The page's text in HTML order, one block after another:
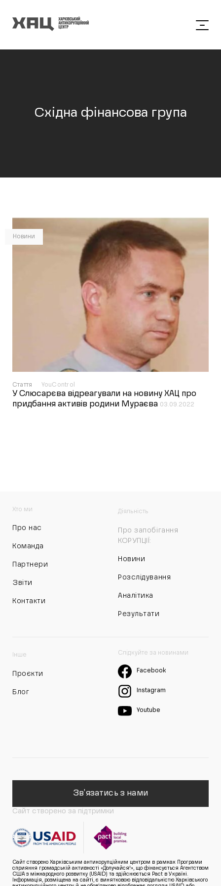
Східна фінансова група
Новини
Стаття YouControl
У Слюсарєва відреагували на новину ХАЦ про
придбання активів родини Мураєва 03.09.2022
Хто ми
Про нас
Команда
Партнери
Звіти
Контакти
Діяльність
Про запобігання
КОРУПЦІЇ:
Новини
Розслідування
Аналітика
Результати
Інше
Проєкти
Блог
Слідкуйте за новинами
Facebook
Instagram
Youtube
Зв'язатись з нами
Сайт створено за підтримки
Сайт створено Харківським антикорупційним центром в рамках Програми
сприяння громадській активності «Долучайся!», що фінансується Агентством
США з міжнародного розвитку (USAID) та здійснюється Pact в Україні.
Інформація, розміщена на сайті, є винятковою відповідальністю Харківського